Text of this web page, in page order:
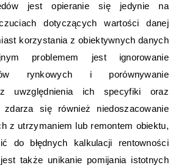
jest opieranie się jedynie na
dotyczących wartości danej
korzystania z obiektywnych danych
problemem jest ignorowanie
rynkowych i porównywanie
uwzględnienia ich specyfiki oraz
zdarza się również niedoszacowanie
z utrzymaniem lub remontem obiektu,
do błędnych kalkulacji rentowności
także unikanie pomijania istotnych